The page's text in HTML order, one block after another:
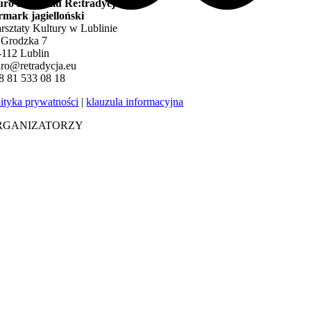
Festiwalu Re:tradycja –
jagielloński
Kultury w Lublinie
7
Lublin
81 533 08 18
prywatności |klauzula informacyjna